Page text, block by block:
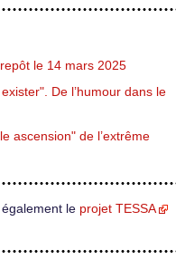
le 14 mars 2025
De l’humour dans le
ascension" de l’extrême
le projet TESSA